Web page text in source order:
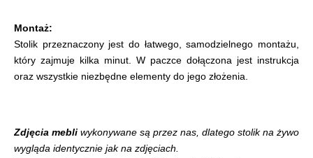
Montaż:
Stolik przeznaczony jest do łatwego, samodzielnego montażu,
który zajmuje kilka minut. W paczce dołączona jest instrukcja
oraz wszystkie niezbędne elementy do jego złożenia.
Zdjęcia mebli wykonywane są przez nas, dlatego stolik na żywo
wygląda identycznie jak na zdjęciach.